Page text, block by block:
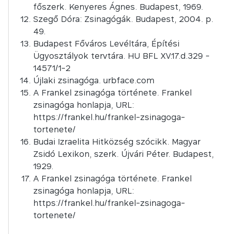
főszerk. Kenyeres Ágnes. Budapest, 1969.
Szegő Dóra: Zsinagógák. Budapest, 2004. p.
49.
Budapest Főváros Levéltára, Építési
Ügyosztályok tervtára. HU BFL XV.17.d.329 -
14571/1-2
Újlaki zsinagóga. urbface.com
A Frankel zsinagóga története. Frankel
zsinagóga honlapja, URL:
https://frankel.hu/frankel-zsinagoga-
tortenete/
Budai Izraelita Hitközség szócikk. Magyar
Zsidó Lexikon, szerk. Újvári Péter. Budapest,
1929.
A Frankel zsinagóga története. Frankel
zsinagóga honlapja, URL:
https://frankel.hu/frankel-zsinagoga-
tortenete/